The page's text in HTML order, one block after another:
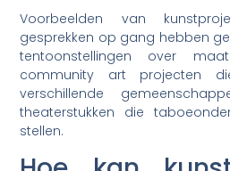
Voorbeelden van
gesprekken op gang hebben
tentoonstellingen over
community art projecten
verschillende
theaterstukken die
stellen.